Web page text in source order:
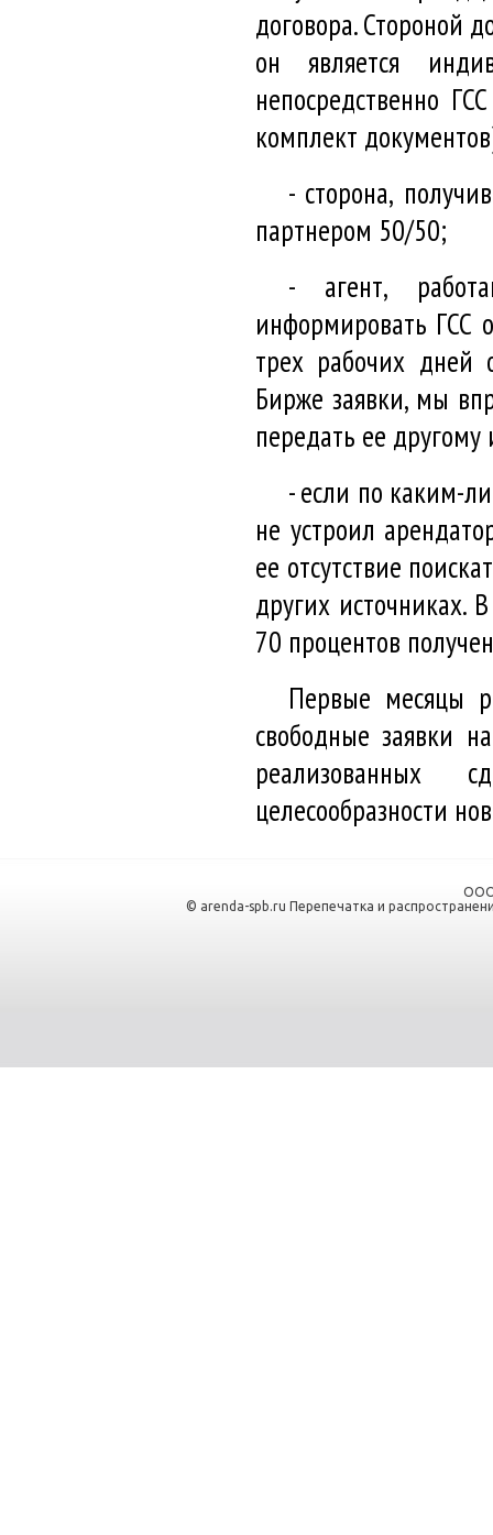
договора. Стороной
он является
непосредственно
комплект
- сторона,
партнером 50/50;
- агент,
информировать ГСС
трех рабочих дней
Бирже заявки, мы
передать ее
- если по каким-
не устроил
ее отсутствие
других источниках.
70 процентов
Первые месяцы
свободные заявки
реализованных
целесообразности
ООО
© arenda-spb.ru Перепечатка и